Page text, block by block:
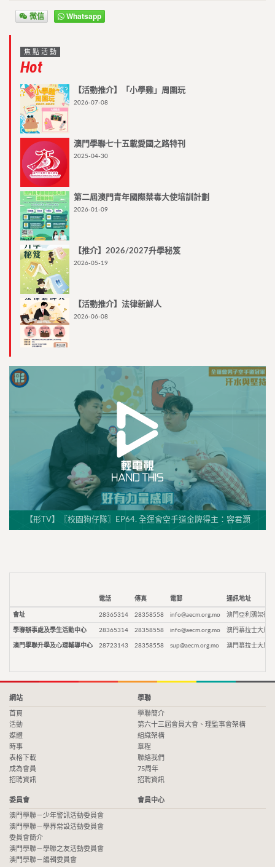
微信 Whatsapp
焦點活動
Hot
【活動推介】「小學雞」周圍玩
2026-07-08
澳門學聯七十五載愛國之路特刊
2025-04-30
第二屆澳門青年國際禁毒大使培訓計劃
2026-01-09
【推介】2026/2027升學秘笈
2026-05-19
【活動推介】法律新鮮人
2026-06-08
【形TV】〖校園狗仔隊〗EP64. 全運會空手道金牌得主：容君灝
電話 傳真 電郵 通訊地址
會址 28365314 28358558 info@aecm.org.mo 澳門亞利鴉架街9
學聯辦事處及學生活動中心 28365314 28358558 info@aecm.org.mo 澳門慕拉士大馬
澳門學聯升學及心理輔導中心 28723143 28358558 sup@aecm.org.mo 澳門慕拉士大馬
網站
首頁
活動
媒體
時事
表格下載
成為會員
招聘資訊
學聯
學聯簡介
第六十三屆會員大會、理監事會架構
組織架構
章程
聯絡我們
75周年
招聘資訊
委員會
澳門學聯－少年警訊活動委員會
澳門學聯－學界常設活動委員會
委員會簡介
澳門學聯－學聯之友活動委員會
澳門學聯－編輯委員會
會員中心